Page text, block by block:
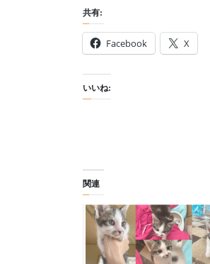
共有:
Facebook X
いいね:
関連